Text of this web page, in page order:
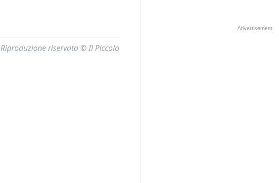
Riproduzione riservata © Il Piccolo